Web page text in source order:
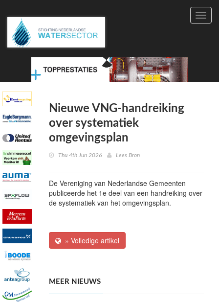
Nieuwe VNG-handreiking
over systematiek
omgevingsplan
Thu 4th Jun 2026 Lees Bron
De Vereniging van Nederlandse Gemeenten
publiceerde het 1e deel van een handreiking over
de systematiek van het omgevingsplan.
» Volledige artikel
MEER NIEUWS